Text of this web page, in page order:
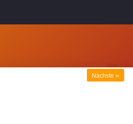
Nächste »